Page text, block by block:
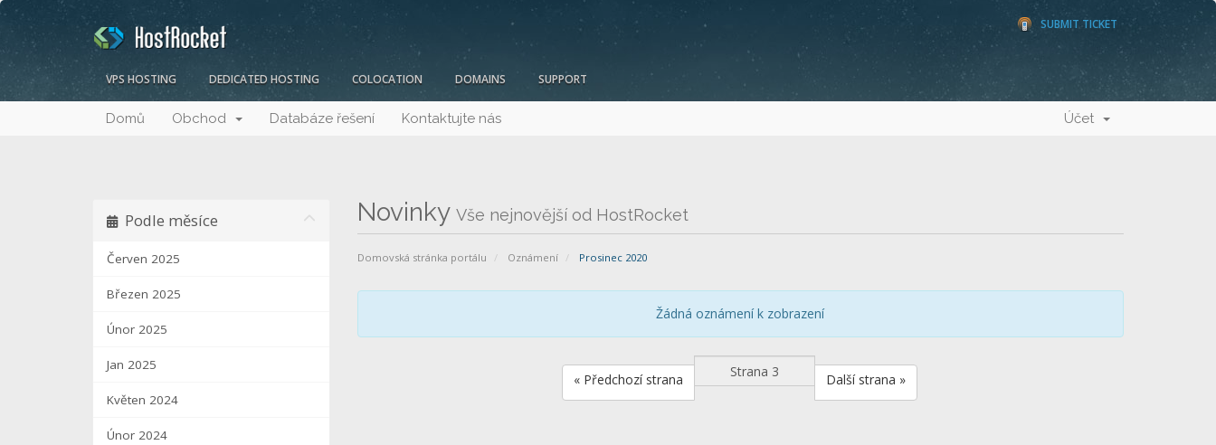
SUBMIT TICKET
VPS HOSTING DEDICATED HOSTING COLOCATION DOMAINS SUPPORT
Domů Obchod Databáze řešení Kontaktujte nás Účet
Novinky Vše nejnovější od HostRocket
Domovská stránka portálu Oznámení Prosinec 2020
Podle měsíce
Červen 2025
Březen 2025
Únor 2025
Jan 2025
Květen 2024
Únor 2024
Žádná oznámení k zobrazení
« Předchozí strana Další strana »